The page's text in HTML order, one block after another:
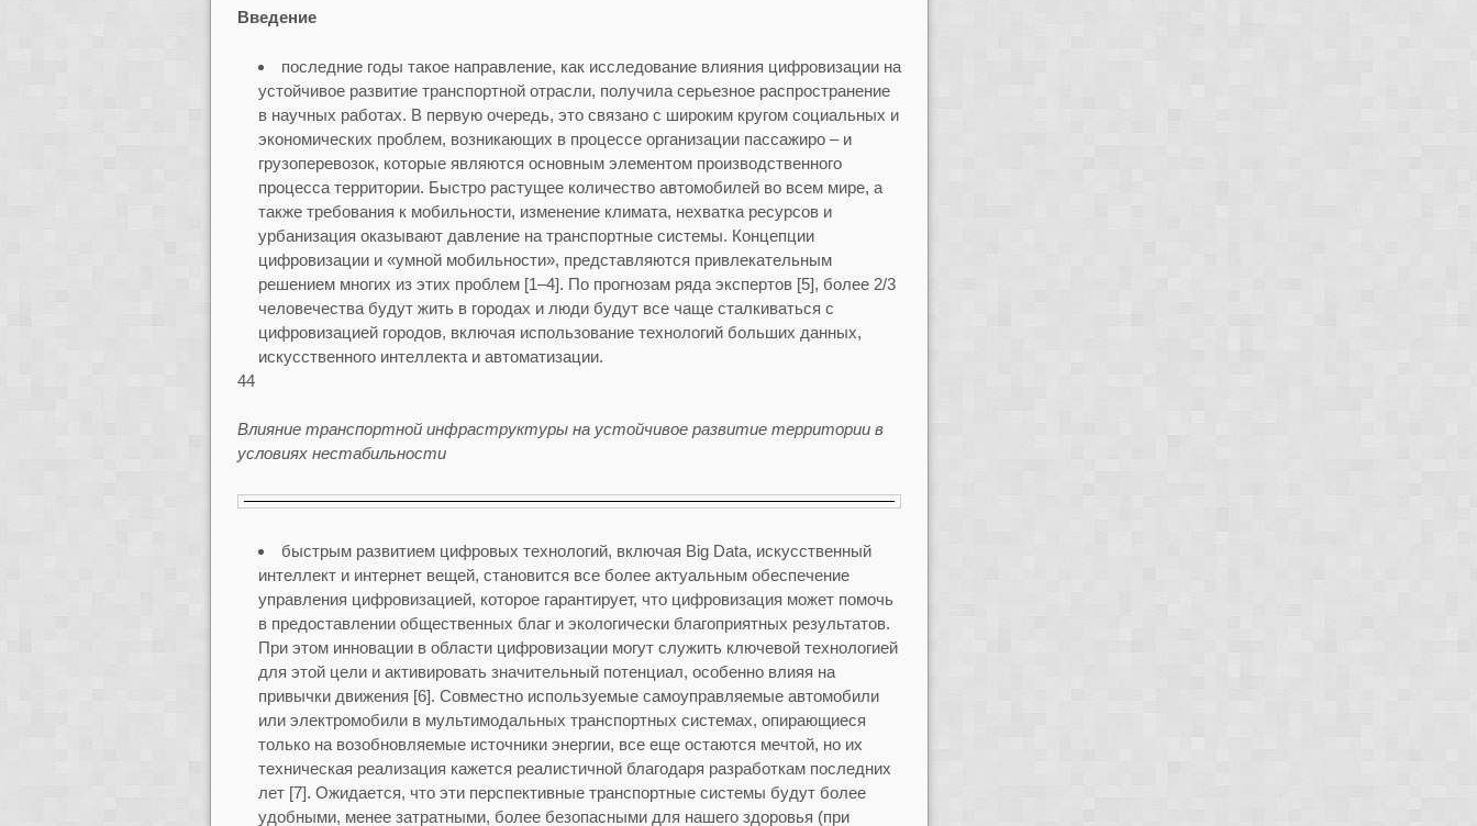
Введение
последние годы такое направление, как исследование влияния цифровизации на
устойчивое развитие транспортной отрасли, получила серьезное распространение
в научных работах. В первую очередь, это связано с широким кругом социальных и
экономических проблем, возникающих в процессе организации пассажиро – и
грузоперевозок, которые являются основным элементом производственного
процесса территории. Быстро растущее количество автомобилей во всем мире, а
также требования к мобильности, изменение климата, нехватка ресурсов и
урбанизация оказывают давление на транспортные системы. Концепции
цифровизации и «умной мобильности», представляются привлекательным
решением многих из этих проблем [1–4]. По прогнозам ряда экспертов [5], более 2/3
человечества будут жить в городах и люди будут все чаще сталкиваться с
цифровизацией городов, включая использование технологий больших данных,
искусственного интеллекта и автоматизации.
44
Влияние транспортной инфраструктуры на устойчивое развитие территории в
условиях нестабильности
быстрым развитием цифровых технологий, включая Big Data, искусственный
интеллект и интернет вещей, становится все более актуальным обеспечение
управления цифровизацией, которое гарантирует, что цифровизация может помочь
в предоставлении общественных благ и экологически благоприятных результатов.
При этом инновации в области цифровизации могут служить ключевой технологией
для этой цели и активировать значительный потенциал, особенно влияя на
привычки движения [6]. Совместно используемые самоуправляемые автомобили
или электромобили в мультимодальных транспортных системах, опирающиеся
только на возобновляемые источники энергии, все еще остаются мечтой, но их
техническая реализация кажется реалистичной благодаря разработкам последних
лет [7]. Ожидается, что эти перспективные транспортные системы будут более
удобными, менее затратными, более безопасными для нашего здоровья (при